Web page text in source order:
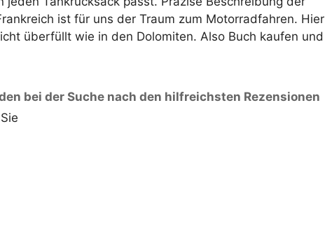
ist für uns der Traum zum Motorradfahren. Hier
überfüllt wie in den Dolomiten. Also Buch kaufen und
bei der Suche nach den hilfreichsten Rezensionen